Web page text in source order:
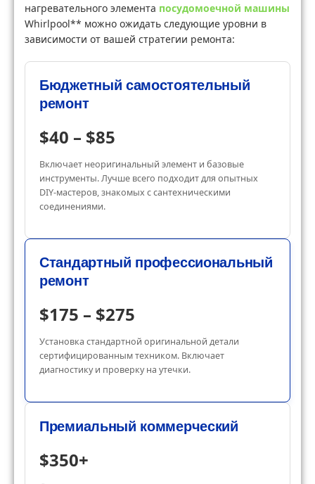
нагревательного элемента посудомоечной машины
Whirlpool** можно ожидать следующие уровни в
зависимости от вашей стратегии ремонта:
Бюджетный самостоятельный
ремонт
$40 – $85
Включает неоригинальный элемент и базовые
инструменты. Лучше всего подходит для опытных
DIY-мастеров, знакомых с сантехническими
соединениями.
Стандартный профессиональный
ремонт
$175 – $275
Установка стандартной оригинальной детали
сертифицированным техником. Включает
диагностику и проверку на утечки.
Премиальный коммерческий
$350+